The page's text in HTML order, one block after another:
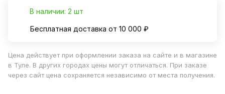
В наличии: 2 шт
Бесплатная доставка от 10 000 ₽
Цена действует при оформлении заказа на сайте и в магазине
в Туле. В других городах цены могут отличаться. При заказе
через сайт цена сохраняется независимо от места получения.